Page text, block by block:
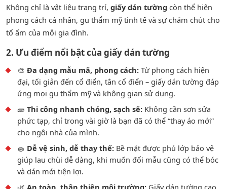
Không chỉ là vật liệu trang trí, giấy dán tường còn thể hiện
phong cách cá nhân, gu thẩm mỹ tinh tế và sự chăm chút cho
tổ ấm của mỗi gia đình.
2. Ưu điểm nổi bật của giấy dán tường
🎨 Đa dạng mẫu mã, phong cách: Từ phong cách hiện
đại, tối giản đến cổ điển, tân cổ điển – giấy dán tường đáp
ứng mọi gu thẩm mỹ và không gian sử dụng.
🧱 Thi công nhanh chóng, sạch sẽ: Không cần sơn sửa
phức tạp, chỉ trong vài giờ là bạn đã có thể “thay áo mới”
cho ngôi nhà của mình.
🧽 Dễ vệ sinh, dễ thay thế: Bề mặt được phủ lớp bảo vệ
giúp lau chùi dễ dàng, khi muốn đổi mẫu cũng có thể bóc
và dán mới tiện lợi.